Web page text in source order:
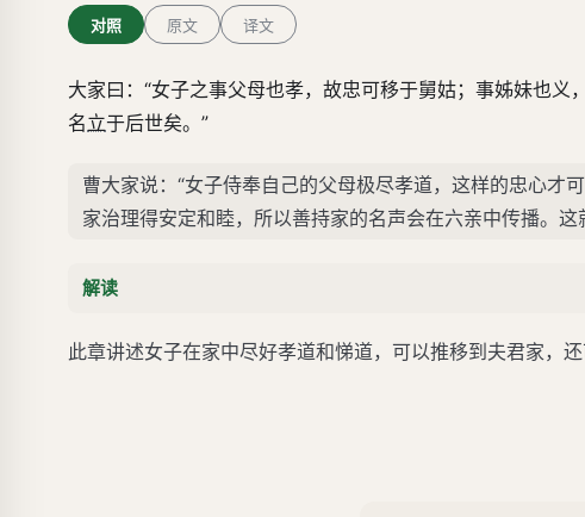
对照 原文 译文
大家曰：“女子之事父母也孝，故忠可移于舅姑；事姊妹也义
名立于后世矣。”
曹大家说：“女子侍奉自己的父母极尽孝道，这样的忠心才
家治理得安定和睦，所以善持家的名声会在六亲中传播。
解读
此章讲述女子在家中尽好孝道和悌道，可以推移到夫君家，还